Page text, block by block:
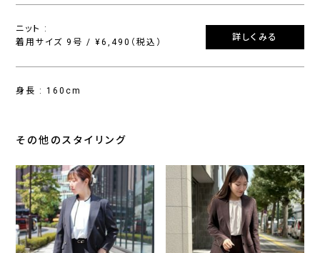
ニット :
着用サイズ 9号 / ¥6,490（税込）
詳しくみる
身長 : 160cm
その他のスタイリング